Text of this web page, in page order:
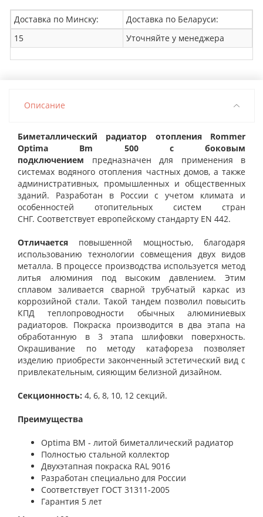
Доставка по Минску:
Доставка по Беларуси:
15
Уточняйте у менеджера
Описание
Биметаллический радиатор отопления Rommer
Optima Bm 500 с боковым
подключением предназначен для применения в
системах водяного отопления частных домов, а также
административных, промышленных и общественных
зданий. Разработан в России с учетом климата и
особенностей отопительных систем стран
СНГ. Соответствует европейскому стандарту ЕN 442.
Отличается повышенной мощностью, благодаря
использованию технологии совмещения двух видов
металла. В процессе производства используется метод
литья алюминия под высоким давлением. Этим
сплавом заливается сварной трубчатый каркас из
коррозийной стали. Такой тандем позволил повысить
КПД теплопроводности обычных алюминиевых
радиаторов. Покраска производится в два этапа на
обработанную в 3 этапа шлифовки поверхность.
Окрашивание по методу катафореза позволяет
изделию приобрести законченный эстетический вид с
привлекательным, сияющим белизной дизайном.
Секционность: 4, 6, 8, 10, 12 секций.
Преимущества
Optima BM - литой биметаллический радиатор
Полностью стальной коллектор
Двухэтапная покраска RAL 9016
Разработан специально для России
Соответствует ГОСТ 31311-2005
Гарантия 5 лет